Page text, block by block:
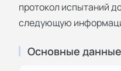
протокол испытаний
следующую
Основные данные